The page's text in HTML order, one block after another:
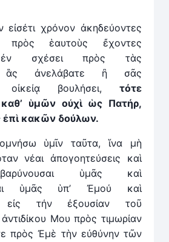
χρόνον ἀκηδεύοντες
πρὸς ἑαυτοὺς ἔχοντες
ἐν σχέσει πρὸς τὰς
ἃς ἀνελάβατε ἢ σᾶς
οἰκείᾳ βουλήσει, τότε
καθ’ ὑμῶν οὐχὶ ὡς Πατήρ,
ἐπὶ κακῶν δούλων.
ὑμῖν ταῦτα, ἵνα μὴ
νέαι ἀπογοητεύσεις καὶ
ὑμᾶς καὶ
ὑμᾶς ὑπ’ Ἐμού καὶ
εἰς τήν ἐξουσίαν τοῦ
Μου πρὸς τιμωρίαν
πρὸς Ἐμὲ τὴν εὐθύνην τῶν